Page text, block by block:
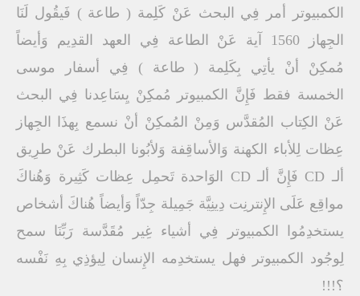
الكمبيوتر أمر فِي البحث عَنْ كَلِمة ( طاعة ) فَيقُول لَنَا
الجِهاز 1560 آية عَنْ الطاعة فِي العهد القدِيم وَأيضاً
مُمكِنْ أنْ يأتِي بِكَلِمة ( طاعة ) فِي أسفار موسى
الخمسة فقط فَإِنَّ الكمبيوتر مُمكِنْ يِسَاعِدنا فِي البحث
عَنْ الكِتاب المُقدَّس وَمِنْ المُمكِنْ أنْ نسمع بِهذَا الجِهاز
عِظات لِلأباء الكهنة وَالأساقِفة وَلأبُونا البطرك عَنْ طرِيق
ألـ CD فَإِنَّ ألـ CD الوَاحدة تَحمِل عِظات كَثِيرة وَهُناكَ
مواقِع عَلَى الإِنترنِت دِينِيَّة جَمِيلة جِدّاً وَأيضاً هُناكَ أشخاص
يستخدِمُوا الكمبيوتر فِي أشياء غِير مُقَدَّسة رَبِّنَا سمح
لِوجُود الكمبيوتر فهل يستخدِمه الإِنسان لِيؤذِي بِهِ نَفْسه
؟!!!